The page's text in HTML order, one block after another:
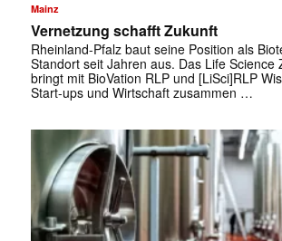
Mainz
Vernetzung schafft Zukunft
Rheinland-Pfalz baut seine Position als
Standort seit Jahren aus. Das Life Science
bringt mit BioVation RLP und [LiSci]RLP
Start-ups und Wirtschaft zusammen …